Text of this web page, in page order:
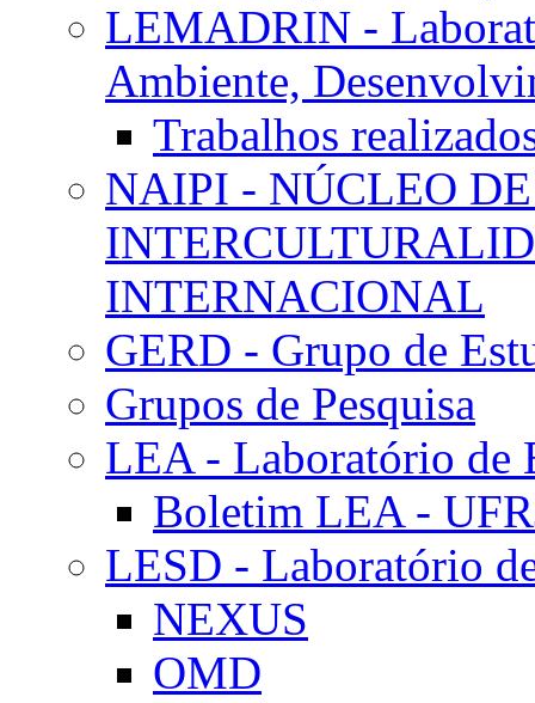
LEMADRIN -
Ambiente,
Trabalhos
NAIPI - NÚCLEO
INTERNACIONAL
GERD - Grupo de
Grupos de Pesquisa
LEA - Laboratório de
Boletim LEA -
LESD - Laboratório
NEXUS
OMD